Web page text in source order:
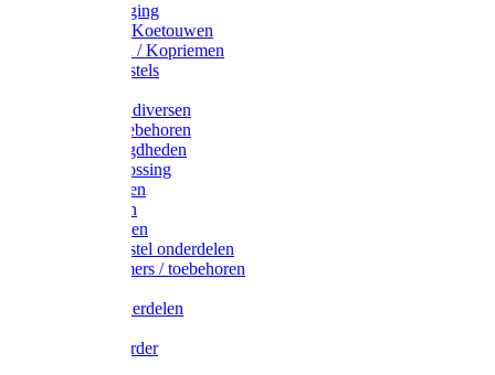
Uierverzorging
Halsters & Koetouwen
Halsriemen / Kopriemen
Koerugborstels
Koe / Stier diversen
Melkers toebehoren
Stalbenodigdheden
Kalververlossing
Stierenringen
Onthoornen
Kalverflessen
Koerugborstel onderdelen
Kalveremmers / toebehoren
Koelift onderdelen
Uieronthaarder